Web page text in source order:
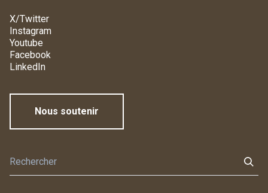
X/Twitter
Instagram
Youtube
Facebook
LinkedIn
Nous soutenir